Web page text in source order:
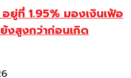
ยู่ที่ 1.95% มองเงินเฟ้อ
งสูงกว่าก่อนเกิด